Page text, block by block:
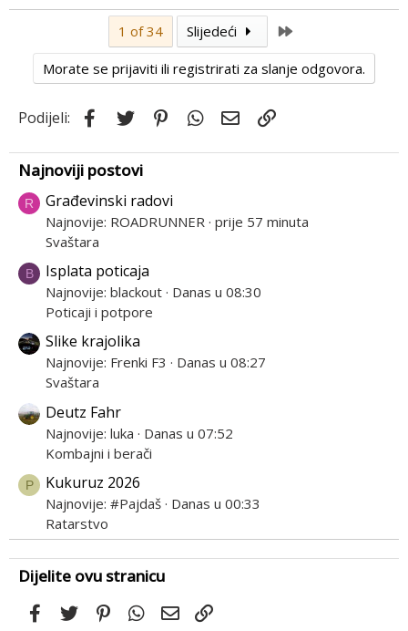
1 of 34 Slijedeći
Morate se prijaviti ili registrirati za slanje odgovora.
Podijeli: Facebook
Twitter PinterestWhatsApp
Email
Najnoviji postovi
R Građevinski radovi
Najnovije: ROADRUNNER prije 57 minuta
Svaštara
B Isplata poticaja
Najnovije: blackout Danas u 08:30
Poticaji i potpore
Slike krajolika
Najnovije: Frenki F3
Danas u 08:27
Svaštara
Deutz Fahr
Najnovije: luka
Danas u 07:52
Kombajni i berači
P Kukuruz 2026
Najnovije: #Pajdaš Danas u 00:33
Ratarstvo
Dijelite ovu stranicu
FacebookTwitterPinterestWhatsApp
Email